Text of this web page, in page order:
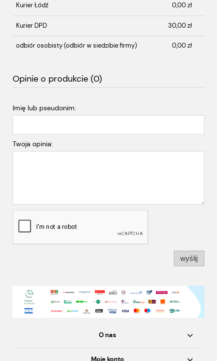
Kurier Łódź 0,00 zł
Kurier DPD 30,00 zł
odbiór osobisty(odbiór w siedzibie firmy) 0,00 zł
Opinie o produkcie (0)
Imię lub pseudonim:
Twoja opinia:
wyślij
O nas